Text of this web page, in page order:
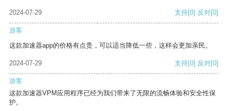
2024-07-29 支持[0] 反对[0]
游客
这款加速器app的价格有点贵，可以适当降低一些，这样会更加亲民。
2024-07-29 支持[0] 反对[0]
游客
这款加速器VPM应用程序已经为我们带来了无限的流畅体验和安全性保
护。